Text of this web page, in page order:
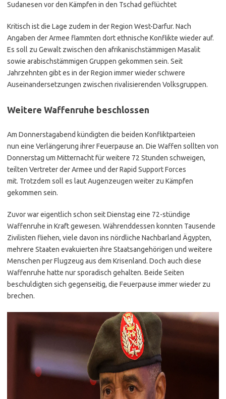
Sudanesen vor den Kämpfen in den Tschad geflüchtet
Kritisch ist die Lage zudem in der Region West-Darfur. Nach
Angaben der Armee flammten dort ethnische Konflikte wieder auf.
Es soll zu Gewalt zwischen den afrikanischstämmigen Masalit
sowie arabischstämmigen Gruppen gekommen sein. Seit
Jahrzehnten gibt es in der Region immer wieder schwere
Auseinandersetzungen zwischen rivalisierenden Volksgruppen.
Weitere Waffenruhe beschlossen
Am Donnerstagabend kündigten die beiden Konfliktparteien
nun eine Verlängerung ihrer Feuerpause an. Die Waffen sollten von
Donnerstag um Mitternacht für weitere 72 Stunden schweigen,
teilten Vertreter der Armee und der Rapid Support Forces
mit. Trotzdem soll es laut Augenzeugen weiter zu Kämpfen
gekommen sein.
Zuvor war eigentlich schon seit Dienstag eine 72-stündige
Waffenruhe in Kraft gewesen. Währenddessen konnten Tausende
Zivilisten fliehen, viele davon ins nördliche Nachbarland Ägypten,
mehrere Staaten evakuierten ihre Staatsangehörigen und weitere
Menschen per Flugzeug aus dem Krisenland. Doch auch diese
Waffenruhe hatte nur sporadisch gehalten. Beide Seiten
beschuldigten sich gegenseitig, die Feuerpause immer wieder zu
brechen.